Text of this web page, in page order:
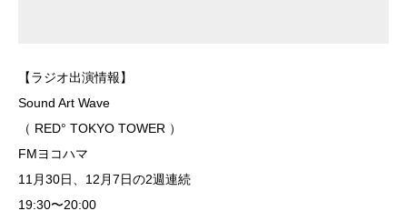
【ラジオ出演情報】
Sound Art Wave
（ RED° TOKYO TOWER ）
FMヨコハマ
11月30日、12月7日の2週連続
19:30〜20:00